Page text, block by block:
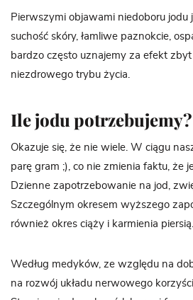
Pierwszymi objawami niedoboru jodu
suchość skóry, łamliwe paznokcie,
bardzo często uznajemy za efekt
niezdrowego trybu życia.
Ile jodu potrzebujemy?
Okazuje się, że nie wiele. W ciągu
parę gram ;), co nie zmienia faktu, że
Dzienne zapotrzebowanie na jod,
Szczególnym okresem wyższego
również okres ciąży i karmienia piersią.
Według medyków, ze względu na
na rozwój układu nerwowego